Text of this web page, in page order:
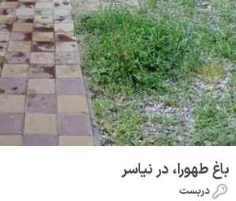
باغ طهورا، در نیاسر
دربست